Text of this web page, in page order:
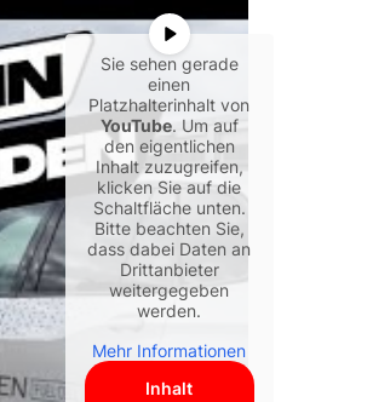
Sie sehen gerade
einen
Platzhalterinhalt von
YouTube. Um auf
den eigentlichen
Inhalt zuzugreifen,
klicken Sie auf die
Schaltfläche unten.
Bitte beachten Sie,
dass dabei Daten an
Drittanbieter
weitergegeben
werden.
Mehr Informationen
Inhalt